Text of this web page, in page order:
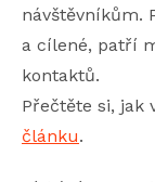
návštěvníkům.
a cílené, patří
kontaktů.
Přečtěte si, jak
článku.